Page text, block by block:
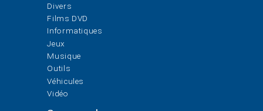
Divers
Films DVD
Informatiques
Jeux
Musique
Outils
Véhicules
Vidéo